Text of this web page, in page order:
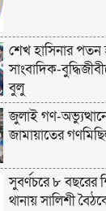
শেখ হাসিনার
সাংবাদিক-
বুলু
জুলাই গণ-
জামায়াতের
সুবর্ণচরে ৮ বছরের
থানায় সালিশী